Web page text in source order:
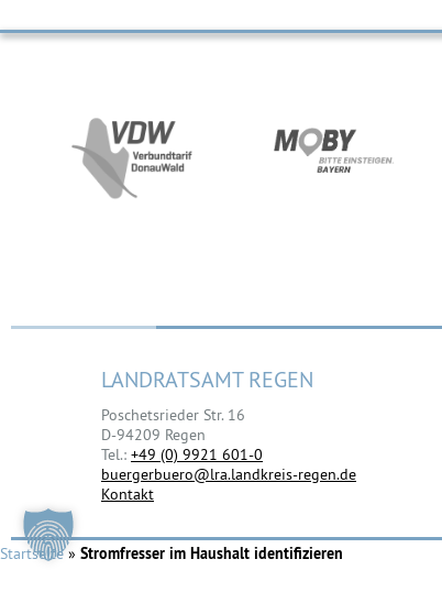
LANDRATSAMT REGEN
Poschetsrieder Str. 16
D-94209 Regen
Tel.: +49 (0) 9921 601-0
buergerbuero@lra.landkreis-regen.de
Kontakt
Startseite» Stromfresser im Haushalt identifizieren